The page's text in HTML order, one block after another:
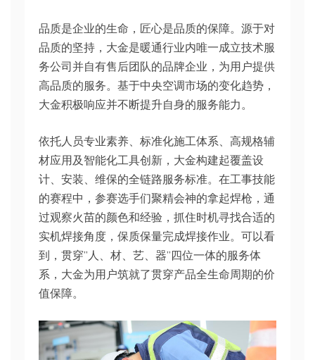
品质是企业的生命，匠心是品质的保障。源于对
品质的坚持，大金是暖通行业内唯一成立技术服
务公司并自有售后团队的品牌企业，为用户提供
高品质的服务。基于中央空调市场的变化趋势，
大金积极响应并不断提升自身的服务能力。
依托人员专业素养、标准化施工体系、高规格辅
材应用及智能化工具创新，大金构建起覆盖设
计、安装、维保的全链路服务标准。在工事技能
的赛程中，参赛选手们聚精会神的拿起焊枪，通
过观察火苗的颜色和经验，抓住时机寻找合适的
实机焊接角度，保质保量完成焊接作业。可以看
到，贯穿”人、材、艺、器”四位一体的服务体
系，大金为用户筑就了贯穿产品全生命周期的价
值保障。